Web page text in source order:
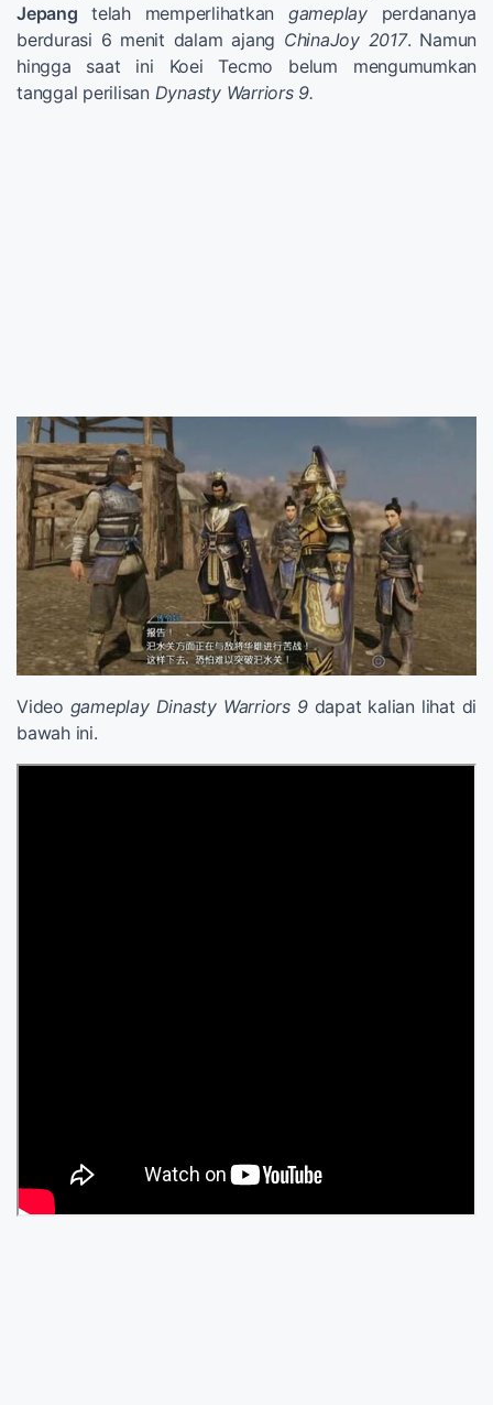
Jepang telah memperlihatkan gameplayperdananya
berdurasi 6 menit dalam ajang ChinaJoy 2017. Namun
hingga saat ini Koei Tecmo belum mengumumkan
tanggal perilisan Dynasty Warriors 9.
Video gameplay Dinasty Warriors 9dapat kalian lihat di
bawah ini.